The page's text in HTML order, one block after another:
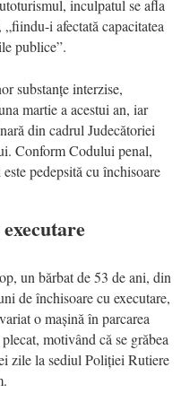
inculpatul se afla
i afectată capacitatea
publice”.
substanțe interzise,
martie a acestui an, iar
din cadrul Judecătoriei
Conform Codului penal,
pedepsită cu închisoare
un bărbat de 53 de ani, din
de închisoare cu executare,
o mașină în parcarea
motivând că se grăbea
zile la sediul Poliției Rutiere